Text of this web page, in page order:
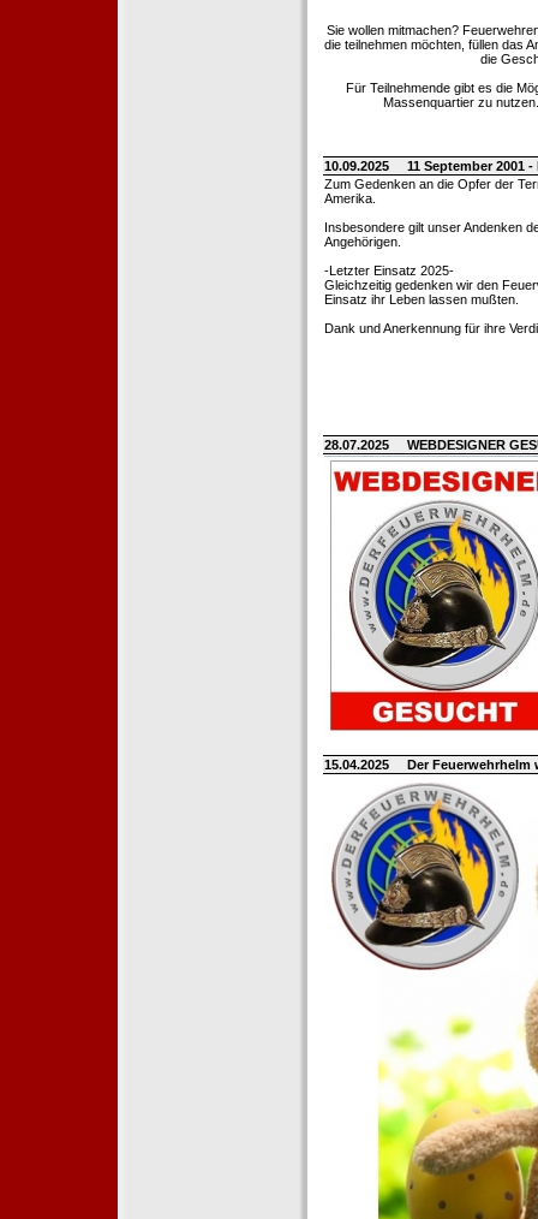
Sie wollen mitmachen?
die teilnehmen möchten, füllen das
die
Für Teilnehmende gibt es die
Massenquartier zu
10.09.2025
11 September 2001
Zum Gedenken an die Opfer der
Amerika.
Insbesondere gilt unser Andenken
Angehörigen.
-Letzter Einsatz 2025-
Gleichzeitig gedenken wir den
Einsatz ihr Leben lassen mußten.
Dank und Anerkennung für ihre
28.07.2025 WEBDESIGNER
15.04.2025 Der